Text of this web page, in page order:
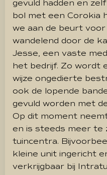
gevuld hadden en
bol met een Corokia
we aan de beurt
wandelend door de
Jesse, een vaste
het bedrijf. Zo wordt
wijze ongedierte
ook de lopende
gevuld worden met
Op dit moment
en is steeds meer te
tuincentra.
kleine unit ingericht
verkrijgbaar bij